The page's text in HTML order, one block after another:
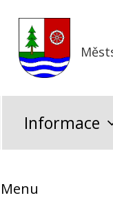
Informace
Menu